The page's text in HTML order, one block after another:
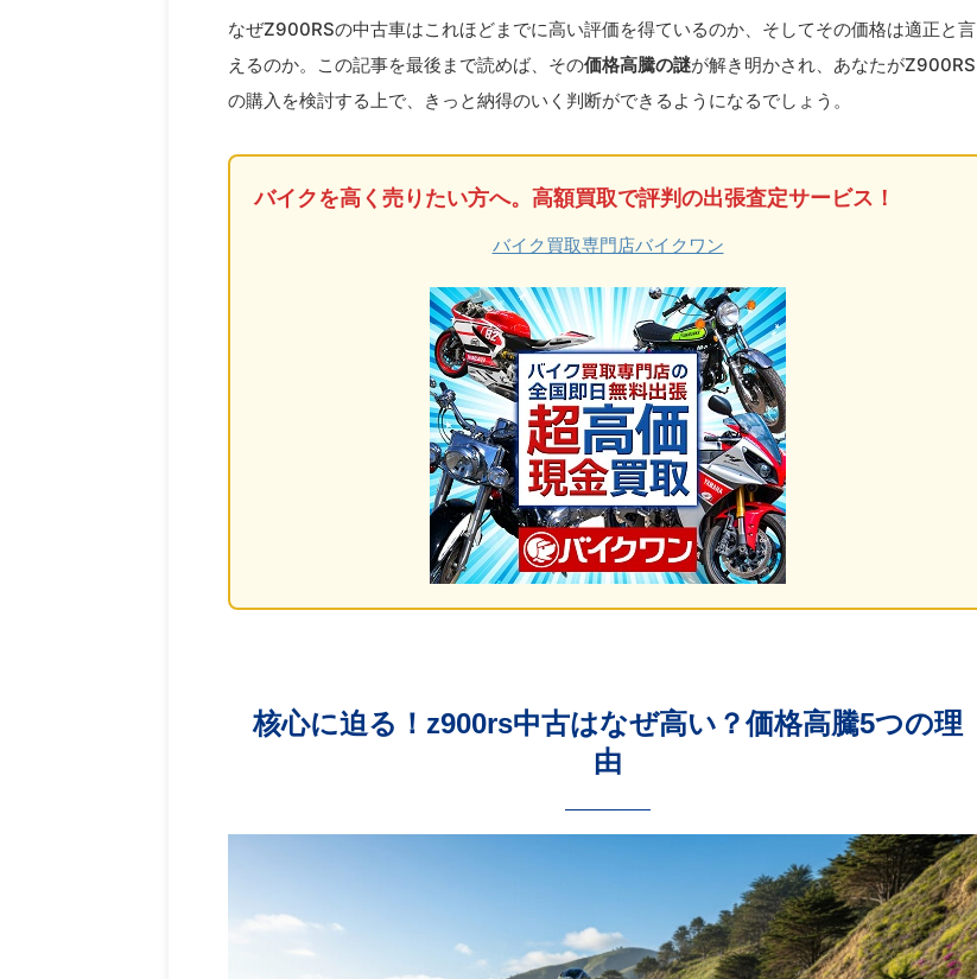
なぜZ900RSの中古車はこれほどまでに高い評価を得ているのか、そしてその価格は適正と言
えるのか。この記事を最後まで読めば、その価格高騰の謎が解き明かされ、あなたがZ900RS
の購入を検討する上で、きっと納得のいく判断ができるようになるでしょう。
バイクを高く売りたい方へ。高額買取で評判の出張査定サービス！
バイク買取専門店バイクワン
核心に迫る！z900rs中古はなぜ高い？価格高騰5つの理
由